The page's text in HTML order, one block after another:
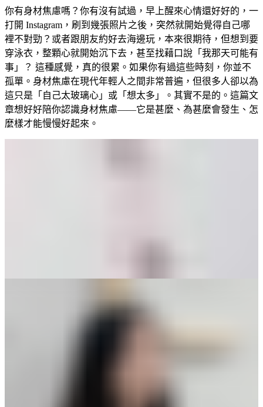
你有身材焦慮嗎？你有沒有試過，早上醒來心情還好好的，一
打開 Instagram，刷到幾張照片之後，突然就開始覺得自己哪
裡不對勁？或者跟朋友約好去海邊玩，本來很期待，但想到要
穿泳衣，整顆心就開始沉下去，甚至找藉口說「我那天可能有
事」？ 這種感覺，真的很累。如果你有過這些時刻，你並不
孤單。身材焦慮在現代年輕人之間非常普遍，但很多人卻以為
這只是「自己太玻璃心」或「想太多」。其實不是的。這篇文
章想好好陪你認識身材焦慮——它是甚麼、為甚麼會發生、怎
麼樣才能慢慢好起來。